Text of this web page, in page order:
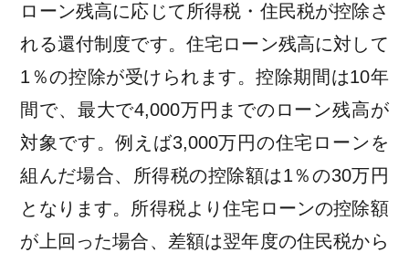
ローン残高に応じて所得税・住民税が控除さ
れる還付制度です。住宅ローン残高に対して
1％の控除が受けられます。控除期間は10年
間で、最大で4,000万円までのローン残高が
対象です。例えば3,000万円の住宅ローンを
組んだ場合、所得税の控除額は1％の30万円
となります。所得税より住宅ローンの控除額
が上回った場合、差額は翌年度の住民税から